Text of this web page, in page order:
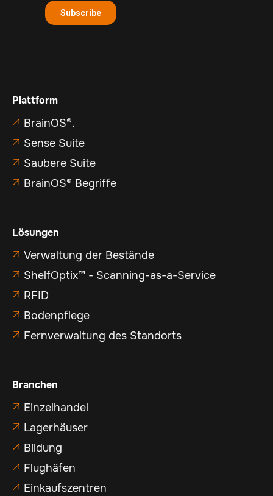
Plattform
 BrainOS®.
 Sense Suite
 Saubere Suite
 BrainOS® Begriffe
Lösungen
 Verwaltung der Bestände
 ShelfOptix™ - Scanning-as-a-Service
 RFID
 Bodenpflege
 Fernverwaltung des Standorts
Branchen
 Einzelhandel
 Lagerhäuser
 Bildung
 Flughäfen
 Einkaufszentren